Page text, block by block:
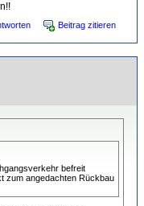
Beitrag zitieren
befreit
zum angedachten Rückbau